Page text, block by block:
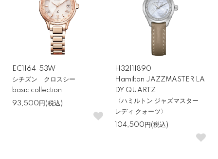
が重要です。セイコーとシチズンはソーラー電波の選択肢が多く、
日常の扱いやすさからも人気があります。10万円以内でもフォーマ
ルさと実用性を兼ね備えたモデルが多く、初めてのビジネス時計に
適しています。
趣味やアウトドアにはプロトレック・プロスペッ
クス
自然の中で使うことが多い方や、休日にアクティブに過ごす方に
は、カシオのプロトレックやセイコーのプロスペックスがおすすめ
EC1164-53W
シチズン クロスシー
basic collection
93,500円(税込)
H32111890
Hamilton JAZZMASTER LA
DY QUARTZ
〈ハミルトン ジャズマスター
レディ クォーツ〉
104,500円(税込)